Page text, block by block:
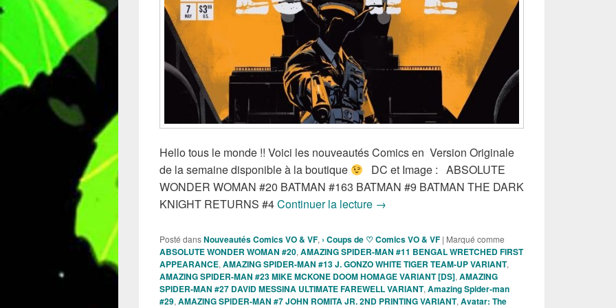
Hello tous le monde !! Voici les nouveautés Comics en Version Originale
de la semaine disponible à la boutique
DC et Image : ABSOLUTE
WONDER WOMAN #20 BATMAN #163 BATMAN #9 BATMAN THE DARK
KNIGHT RETURNS #4Continuer la lecture Sortie des comics VO de la semaine du 27 Mai
→
Posté dansNouveautés Comics VO & VF, › Coups de ♡ Comics VO & VF | Marqué comme
ABSOLUTE WONDER WOMAN #20, AMAZING SPIDER-MAN #11 BENGAL WRETCHED FIRST
APPEARANCE, AMAZING SPIDER-MAN #13 J. GONZO WHITE TIGER TEAM-UP VARIANT,
AMAZING SPIDER-MAN #23 MIKE MCKONE DOOM HOMAGE VARIANT [DS], AMAZING
SPIDER-MAN #27 DAVID MESSINA ULTIMATE FAREWELL VARIANT, Amazing Spider-man
#29, AMAZING SPIDER-MAN #7 JOHN ROMITA JR. 2ND PRINTING VARIANT, Avatar: The